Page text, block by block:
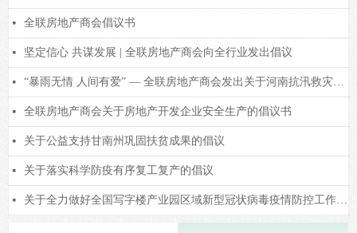
넷 全联房地产商会倡议书
넷 坚定信心 共谋发展 | 全联房地产商会向全行业发出倡议
넷 “暴雨无情 人间有爱” — 全联房地产商会发出关于河南抗汛救灾的倡议
넷 全联房地产商会关于房地产开发企业安全生产的倡议书
넷 关于公益支持甘南州巩固扶贫成果的倡议
넷 关于落实科学防疫有序复工复产的倡议
넷 关于全力做好全国写字楼产业园区域新型冠状病毒疫情防控工作的倡议